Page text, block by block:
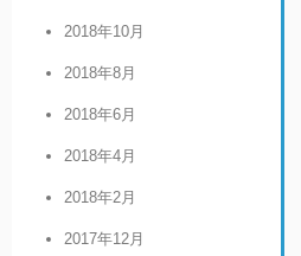
2018年10月
2018年8月
2018年6月
2018年4月
2018年2月
2017年12月